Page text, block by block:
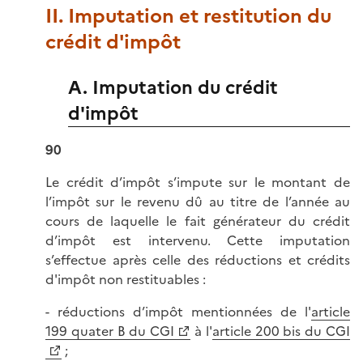
II. Imputation et restitution du
crédit d'impôt
A. Imputation du crédit
d'impôt
90
Le crédit d’impôt s’impute sur le montant de
l’impôt sur le revenu dû au titre de l’année au
cours de laquelle le fait générateur du crédit
d’impôt est intervenu. Cette imputation
s’effectue après celle des réductions et crédits
d'impôt non restituables :
- réductions d’impôt mentionnées de l'article
199 quater B du CGI
à l'article 200 bis du CGI
;